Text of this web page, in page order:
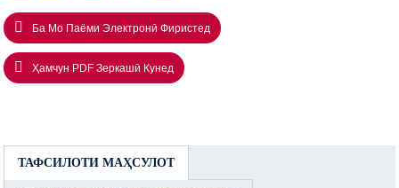
Ба Мо Паёми Электронӣ Фиристед
Ҳамчун PDF Зеркашӣ Кунед
ТАФСИЛОТИ МАҲСУЛОТ